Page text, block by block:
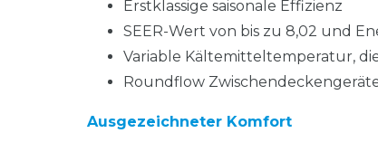
Erstklassige saisonale Effizienz
SEER-Wert von bis zu 8,02 und
Variable Kältemitteltemperatur,
Roundflow
Ausgezeichneter Komfort